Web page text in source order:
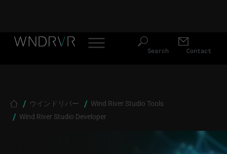
Skip to main content
Header Menu JP Search Contact
Breadcrumb
ウインドリバー
Wind River Studio Tools
Wind River Studio Developer